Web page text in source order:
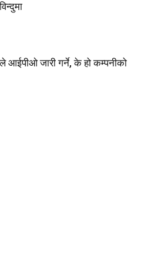
आईपीओ जारी गर्ने, के हो कम्पनीको